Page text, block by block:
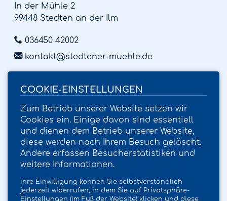
COOKIE-EINSTELLUNGEN
Zum Betrieb unserer Website setzen wir
Cookies ein. Einige davon sind essentiell
und dienen dem Betrieb unserer Website,
diese werden nach Ihrem Besuch gelöscht.
Andere erfassen Besucherstatistiken und
weitere Informationen.
Ihre Einwilligung können Sie selbstverständlich
jederzeit widerrufen, in dem Sie auf Privatsphäre-
Einstellungen (im Fuß der Website) klicken und diese
In der Mühle 2
99448 Stedten an der Ilm
036450 42002
kontakt@stedtener-muehle.de
Öffnungszeiten
Hofladen
Mittwoch und Freitag von 17 bis 19 Uhr
sowie nach Absprache
Feiertags
Ostern, Weihnachten, Silvester
24.12. und 31.12. - 9 bis 12 Uhr